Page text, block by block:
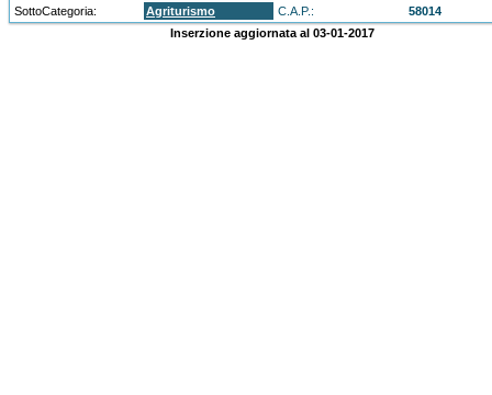
SottoCategoria:
Agriturismo C.A.P.:
58014
Inserzione aggiornata al 03-01-2017